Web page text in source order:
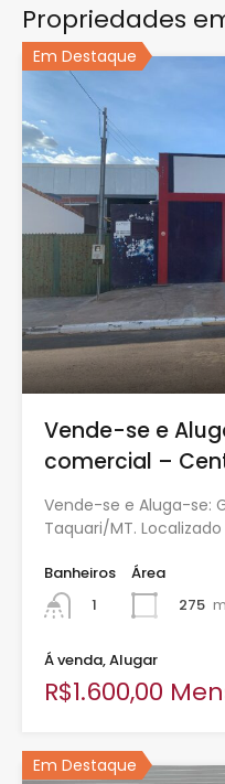
Propriedades
Em Destaque
Vende-se e
comercial –
Vende-se e Aluga-se:
Taquari/MT.
Banheiros
1
Área
275
Á venda, Alugar
R$1.600,00
Em Destaque